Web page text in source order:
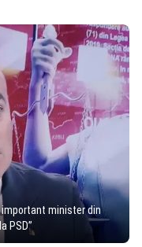
important minister din
PSD”